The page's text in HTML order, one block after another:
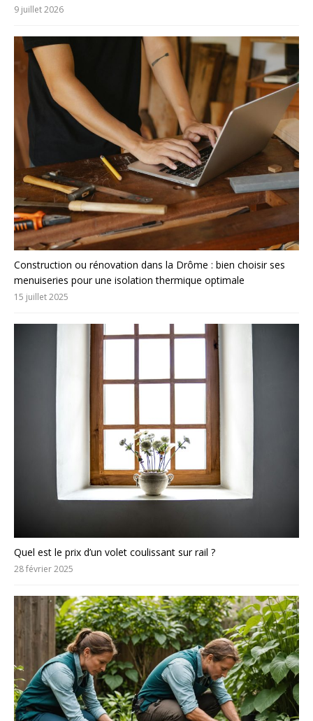
9 juillet 2026
Construction ou rénovation dans la Drôme : bien choisir ses
menuiseries pour une isolation thermique optimale
15 juillet 2025
Quel est le prix d’un volet coulissant sur rail ?
28 février 2025